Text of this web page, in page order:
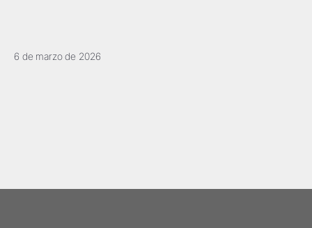
6 de marzo de 2026